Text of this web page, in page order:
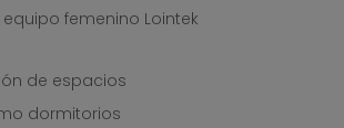
equipo femenino Lointek
de espacios
dormitorios